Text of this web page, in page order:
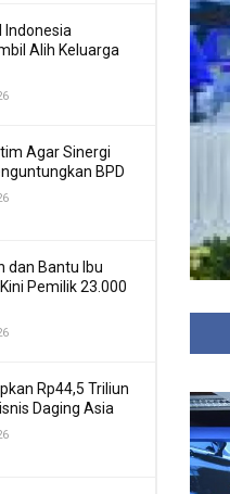
Indonesia
Alih Keluarga
Agar Sinergi
BPD
dan Bantu Ibu
Pemilik 23.000
Rp44,5 Triliun
Daging Asia